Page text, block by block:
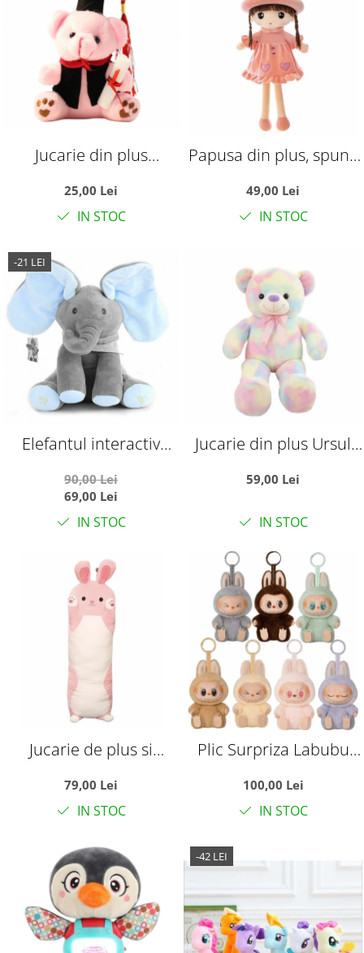
Jucarie din plus
cm, roz
25,00 Lei
IN STOC
Papusa din plus, spune
49,00 Lei
IN STOC
-21 LEI
Elefantul interactiv
limba romana
90,00 Lei
69,00 Lei
IN STOC
Jucarie din plus Ursul
59,00 Lei
IN STOC
Jucarie de plus si
70 cm
79,00 Lei
IN STOC
Plic Surpriza Labubu
Seat The Monsters,
Seria 2
100,00 Lei
IN STOC
-42 LEI